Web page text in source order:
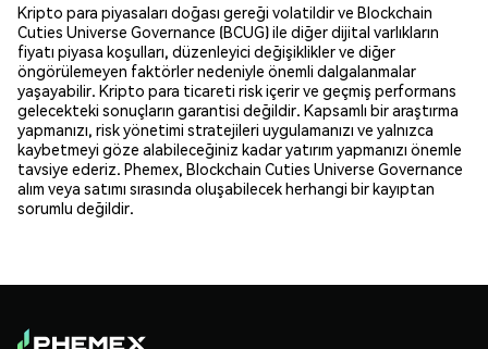
Kripto para piyasaları doğası gereği volatildir ve Blockchain
Cuties Universe Governance (BCUG) ile diğer dijital varlıkların
fiyatı piyasa koşulları, düzenleyici değişiklikler ve diğer
öngörülemeyen faktörler nedeniyle önemli dalgalanmalar
yaşayabilir. Kripto para ticareti risk içerir ve geçmiş performans
gelecekteki sonuçların garantisi değildir. Kapsamlı bir araştırma
yapmanızı, risk yönetimi stratejileri uygulamanızı ve yalnızca
kaybetmeyi göze alabileceğiniz kadar yatırım yapmanızı önemle
tavsiye ederiz. Phemex, Blockchain Cuties Universe Governance
alım veya satımı sırasında oluşabilecek herhangi bir kayıptan
sorumlu değildir.